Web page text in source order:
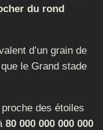
du rond
d’un grain de
le Grand stade
des étoiles
80 000 000 000 000